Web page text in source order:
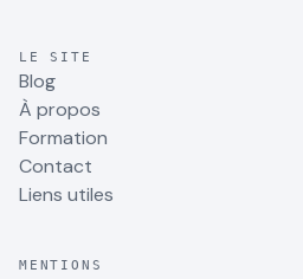
LE SITE
Blog
À propos
Formation
Contact
Liens utiles
MENTIONS